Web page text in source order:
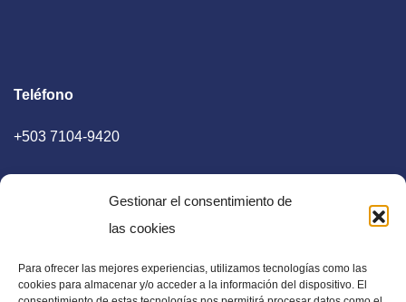
Gestionar el consentimiento de
las cookies
Para ofrecer las mejores experiencias, utilizamos tecnologías como las
cookies para almacenar y/o acceder a la información del dispositivo. El
Teléfono
+503 7104-9420
E-mail